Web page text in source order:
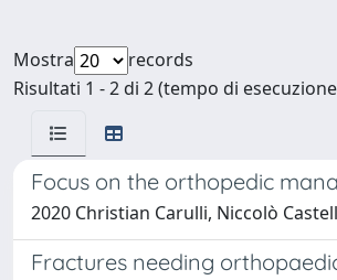
Mostra
records
Risultati 1 - 2 di 2 (tempo di
Focus on the orthopedic
2020 Christian Carulli, Niccolò
Fractures needing